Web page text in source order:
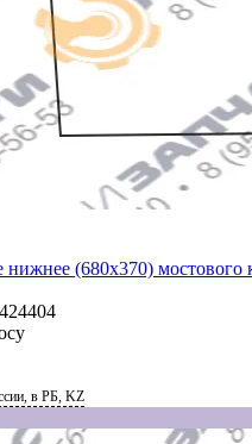
нижнее (680x370) мостового
424404
в РБ, KZ